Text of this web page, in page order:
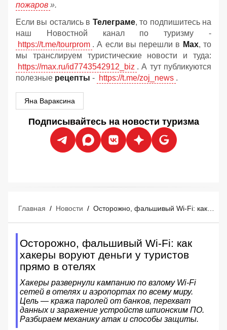
пожаров ».
Если вы остались в Телеграме, то подпишитесь на
наш Новостной канал по туризму -
https://t.me/tourprom . А если вы перешли в Мах, то
мы транслируем туристические новости и туда:
https://max.ru/id7743542912_biz . А тут публикуются
полезные рецепты - https://t.me/zoj_news .
Яна Вараксина
Подписывайтесь на новости туризма
Главная / Новости /
Осторожно, фальшивый Wi-Fi: как
хакеры воруют деньги у туристов
прямо в отелях
Хакеры развернули кампанию по взлому Wi-Fi
сетей в отелях и аэропортах по всему миру.
Цель — кража паролей от банков, перехват
данных и заражение устройств шпионским ПО.
Разбираем механику атак и способы защиты.